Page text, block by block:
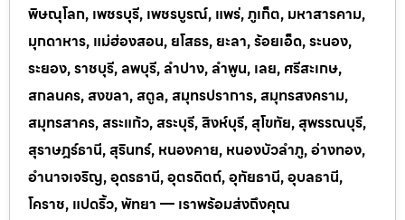
พิษณุโลก, เพชรบุรี, เพชรบูรณ์, แพร่, ภูเก็ต, มหาสารคาม,
มุกดาหาร, แม่ฮ่องสอน, ยโสธร, ยะลา, ร้อยเอ็ด, ระนอง,
ระยอง, ราชบุรี, ลพบุรี, ลำปาง, ลำพูน, เลย, ศรีสะเกษ,
สกลนคร, สงขลา, สตูล, สมุทรปราการ, สมุทรสงคราม,
สมุทรสาคร, สระแก้ว, สระบุรี, สิงห์บุรี, สุโขทัย, สุพรรณบุรี,
สุราษฎร์ธานี, สุรินทร์, หนองคาย, หนองบัวลำภู, อ่างทอง,
อำนาจเจริญ, อุดรธานี, อุตรดิตถ์, อุทัยธานี, อุบลธานี,
โคราช, แปดริ้ว, พัทยา — เราพร้อมส่งถึงคุณ